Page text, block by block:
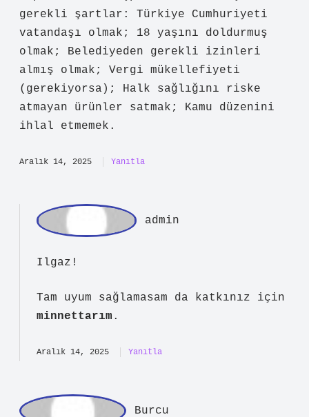
Ilgaz
Metnin dili akıcı; Işportacılık yasak
detaylandırılabilirdi. Kendi
izin alındığı sürece yasaldır . İzinsiz
yapılan işportacılık, Kabahatler
Kanunu’na göre cezalandırılabilir ve
toplanabilir. İşportacı olmak için
gerekli şartlar: Türkiye Cumhuriyeti
olmak; Belediyeden gerekli izinleri
atmayan ürünler satmak; Kamu düzenini